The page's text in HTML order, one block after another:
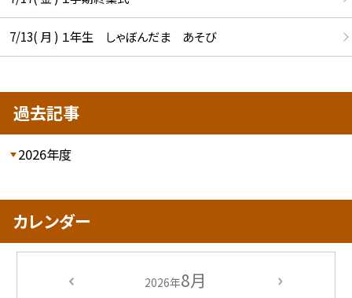
7/13( 月 ) １年生 しゃぼんだま あそび
過去記事
2026年度
カレンダー
2026年8月